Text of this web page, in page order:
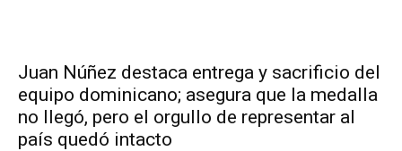
Juan Núñez destaca entrega y sacrificio del
equipo dominicano; asegura que la medalla
no llegó, pero el orgullo de representar al
país quedó intacto